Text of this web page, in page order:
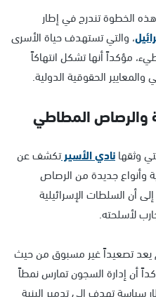
الخطوة تندرج في إطار
، والتي تستهدف حياة الأسرى
مؤكداً أنها تشكل انتهاكاً
والمعايير الحقوقية الدولية.
والرصاص المطاطي
وثقهانادي الأسيرتكشف عن
وأنواع جديدة من الرصاص
أن السلطات الإسرائيلية
لأسلحته.
يعد تصعيداً غير مسبوق من حيث
أن إدارة السجون تمارس نمطاً
سياسة تهدف إلى تدمير البنية